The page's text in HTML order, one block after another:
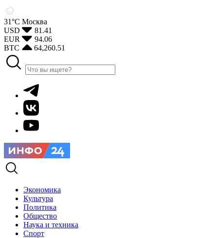
31°С Москва
USD
81.41
EUR
94.06
BTC
64,260.51
Экономика
Культура
Политика
Общество
Наука и техника
Спорт